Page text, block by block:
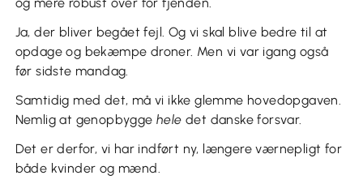
Ja, der bliver begået fejl. Og vi skal blive bedre til at
opdage og bekæmpe droner. Men vi var igang også
før sidste mandag.
Samtidig med det, må vi ikke glemme hovedopgaven.
Nemlig at genopbyggeheledet danske forsvar.
Det er derfor, vi har indført ny, længere værnepligt for
både kvinder og mænd.